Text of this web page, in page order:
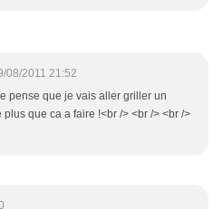
08/2011 21:52
pense que je vais aller griller un
plus que ca a faire !<br /> <br /> <br />